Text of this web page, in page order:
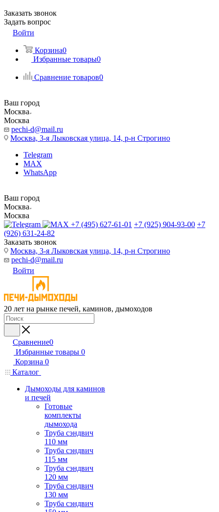
Заказать звонок
Задать вопрос
Войти
Корзина0
Избранные товары0
Сравнение товаров0
Ваш город
Москва
Москва
pechi-d@mail.ru
Москва, 3-я Лыковская улица, 14, р-н Строгино
Telegram
MAX
WhatsApp
Ваш город
Москва
Москва
+7 (495) 627-61-01 +7 (925) 904-93-00 +7
(926) 631-24-82
Заказать звонок
Москва, 3-я Лыковская улица, 14, р-н Строгино
pechi-d@mail.ru
Войти
20 лет на рынке печей, каминов, дымоходов
Сравнение0
Избранные товары 0
Корзина 0
Каталог
Дымоходы для каминов
и печей
Готовые
комплекты
дымохода
Труба сэндвич
110 мм
Труба сэндвич
115 мм
Труба сэндвич
120 мм
Труба сэндвич
130 мм
Труба сэндвич